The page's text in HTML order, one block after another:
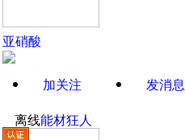
亚硝酸
加关注 发消息
离线能材狂人